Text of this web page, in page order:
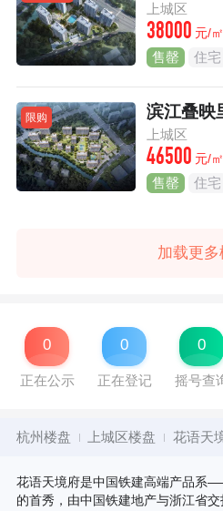
上城区
38000 元/㎡
售罄 住宅
限购 滨江叠映
上城区
46500 元/㎡
售罄 住宅
加载更多
0
正在公示
0
正在登记
0
摇号查
杭州楼盘 上城区楼盘 花语天
花语天境府是中国铁建高端产品系
的首秀，由中国铁建地产与浙江省